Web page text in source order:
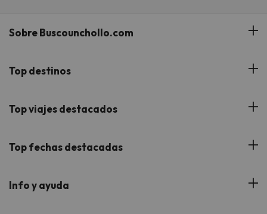
Sobre Buscounchollo.com
¿Quiénes somos?
Buscounchollo en los medios
Proveedores
Top destinos
Hoteles Andalucía
Hoteles Cataluña
Top viajes destacados
Viajes con Niños
Viajes de Novios
Top fechas destacadas
Verano
Info y ayuda